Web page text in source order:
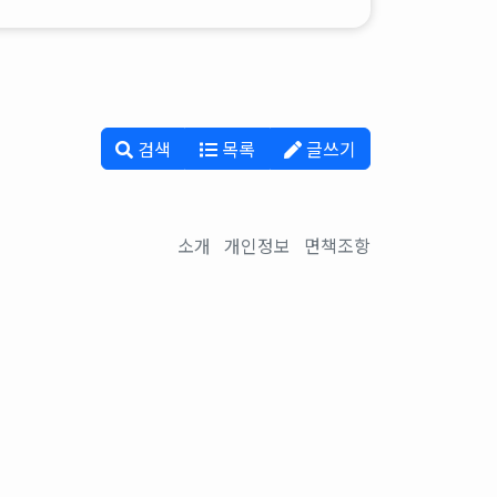
검색 목록 글쓰기
소개 개인정보 면책조항